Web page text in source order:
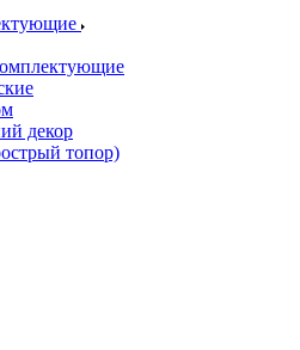
декор
топор)